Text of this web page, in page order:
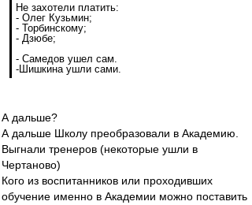
Не захотели платить:
- Олег Кузьмин;
- Торбинскому;
- Дзюбе;
- Самедов ушел сам.
-Шишкина ушли сами.
А дальше?
А дальше Школу преобразовали в Академию.
Выгнали тренеров (некоторые ушли в
Чертаново)
Кого из воспитанников или проходивших
обучение именно в Академии можно поставить